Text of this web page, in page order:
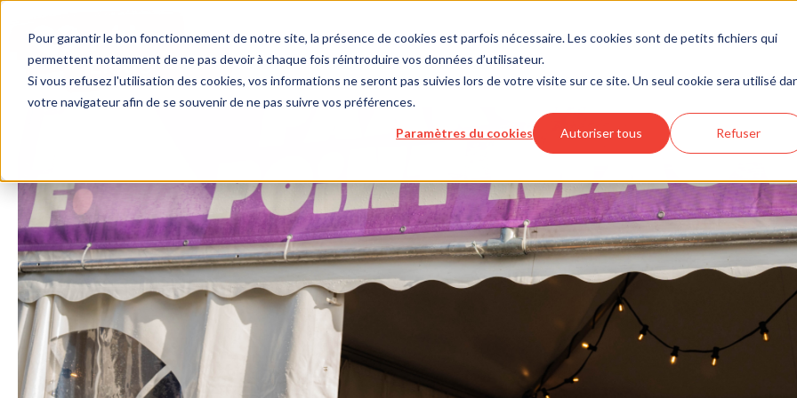
Pour garantir le bon fonctionnement de notre site, la présence de cookies est parfois nécessaire. Les cookies sont de petits fichiers qui
permettent notamment de ne pas devoir à chaque fois réintroduire vos données d’utilisateur.
Si vous refusez l'utilisation des cookies, vos informations ne seront pas suivies lors de votre visite sur ce site. Un seul cookie sera utilisé
votre navigateur afin de se souvenir de ne pas suivre vos préférences.
Paramètres du cookies Autoriser tous Refuser